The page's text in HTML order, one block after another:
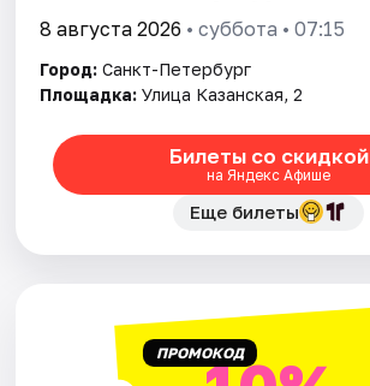
8 августа 2026 • суббота • 07:15
Город: Санкт-Петербург
Площадка: Улица Казанская, 2
Билеты со скидкой
на Яндекс Афише
Еще билеты
ПРОМОКОД